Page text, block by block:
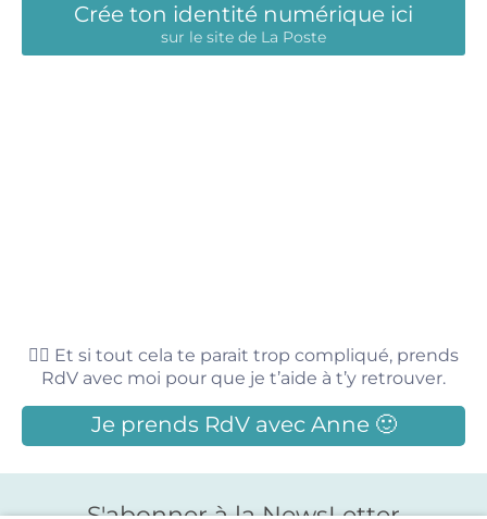
Crée ton identité numérique ici
sur le site de La Poste
💁‍♀️ Et si tout cela te parait trop compliqué, prends
RdV avec moi pour que je t’aide à t’y retrouver.
Je prends RdV avec Anne 🙂